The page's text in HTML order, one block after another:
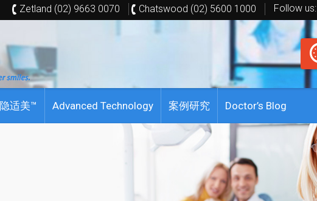
Zetland (02) 9663 0070 Chatswood (02) 5600 1000 Follow us:
隐适美™ Advanced Technology 案例研究 Doctor’s Blog